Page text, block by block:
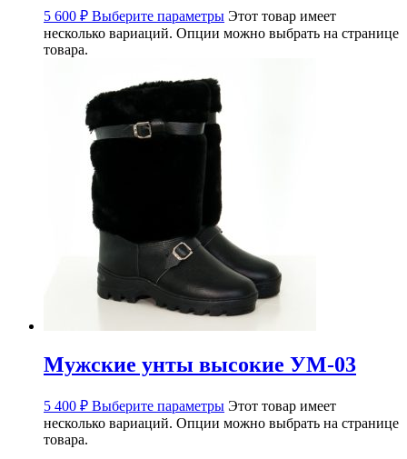
5 600 ₽ Выберите параметры Этот товар имеет
несколько вариаций. Опции можно выбрать на странице
товара.
Мужские унты высокие УМ-03
5 400 ₽ Выберите параметры Этот товар имеет
несколько вариаций. Опции можно выбрать на странице
товара.